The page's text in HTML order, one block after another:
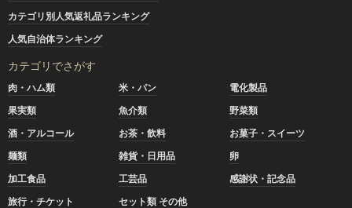
カテゴリ別人気返礼品ランキング
人気自治体ランキング
カテゴリでさがす
肉・ハム類 米・パン
電化製品
果実類
魚介類
野菜類
酒・アルコール
お茶・飲料
お菓子・スイーツ
麺類
雑貨・日用品
卵
加工食品
工芸品
感謝状・記念品
旅行・チケット
セット類 その他